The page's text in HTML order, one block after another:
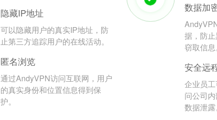
隐藏IP地址
可以隐藏用户的真实IP地址，防
止第三方追踪用户的在线活动。
匿名浏览
通过AndyVPN访问互联网，用户
的真实身份和位置信息得到保
护。
数据加
据，防
窃取信息
安全远
企业员
问公司
数据泄露